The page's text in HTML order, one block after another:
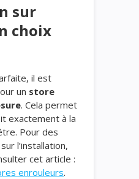
sur
choix
il est
un store
. Cela permet
exactement à la
Pour des
l’installation,
cet article :
enrouleurs.